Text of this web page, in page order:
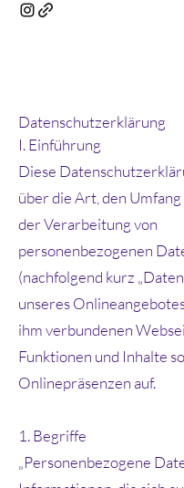
Datenschutzerklärung
I. Einführung
Diese
über die Art, den
der Verarbeitung von
personenbezogenen
(nachfolgend kurz
unseres
ihm verbundenen
Funktionen und Inhalte
Onlinepräsenzen auf.
1. Begriffe
„Personenbezogene